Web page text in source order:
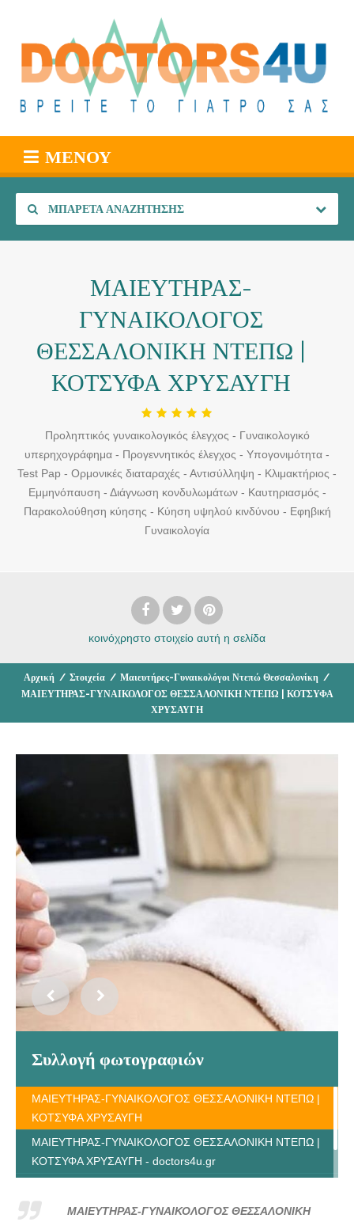
ΜΕΝΟΎ
ΜΠΑΡΈΤΑ ΑΝΑΖΉΤΗΣΗΣ
ΜΑΙΕΥΤΗΡΑΣ-
ΓΥΝΑΙΚΟΛΟΓΟΣ
ΘΕΣΣΑΛΟΝΙΚΗ ΝΤΕΠΩ |
ΚΟΤΣΥΦΑ ΧΡΥΣΑΥΓΗ
Προληπτικός γυναικολογικός έλεγχος - Γυναικολογικό
υπερηχογράφημα - Προγεννητικός έλεγχος - Υπογονιμότητα -
Test Pap - Ορμονικές διαταραχές - Αντισύλληψη - Κλιμακτήριος -
Εμμηνόπαυση - Διάγνωση κονδυλωμάτων - Καυτηριασμός -
Παρακολούθηση κύησης - Κύηση υψηλού κινδύνου - Εφηβική
Γυναικολογία
κοινόχρηστο στοιχείο αυτή η σελίδα
Αρχική / Στοιχεία / Μαιευτήρες-Γυναικολόγοι Ντεπώ Θεσσαλονίκη /
ΜΑΙΕΥΤΗΡΑΣ-ΓΥΝΑΙΚΟΛΟΓΟΣ ΘΕΣΣΑΛΟΝΙΚΗ ΝΤΕΠΩ | ΚΟΤΣΥΦΑ
ΧΡΥΣΑΥΓΗ
Συλλογή φωτογραφιών
ΜΑΙΕΥΤΗΡΑΣ-ΓΥΝΑΙΚΟΛΟΓΟΣ ΘΕΣΣΑΛΟΝΙΚΗ ΝΤΕΠΩ |
ΚΟΤΣΥΦΑ ΧΡΥΣΑΥΓΗ
ΜΑΙΕΥΤΗΡΑΣ-ΓΥΝΑΙΚΟΛΟΓΟΣ ΘΕΣΣΑΛΟΝΙΚΗ ΝΤΕΠΩ |
ΚΟΤΣΥΦΑ ΧΡΥΣΑΥΓΗ - doctors4u.gr
ΚΟΤΣΥΦΑ ΧΡΥΣΑΥΓΗ - doctors4u.gr
ΜΑΙΕΥΤΗΡΑΣ-ΓΥΝΑΙΚΟΛΟΓΟΣ ΘΕΣΣΑΛΟΝΙΚΗ